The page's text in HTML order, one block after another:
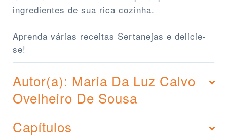
ingredientes de sua rica cozinha.
Aprenda várias receitas Sertanejas e delicie-
se!
Autor(a): Maria Da Luz Calvo
Ovelheiro De Sousa
Capítulos